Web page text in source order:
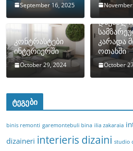
September 16, 2025
კონტრასტები
ინტერიერში
October 29, 2024
როგორ
კარადა
ოთახში
October
ტეგები
binis remonti garemontebuli bina ilia zakaraia
dizaineri interieris dizaini studio